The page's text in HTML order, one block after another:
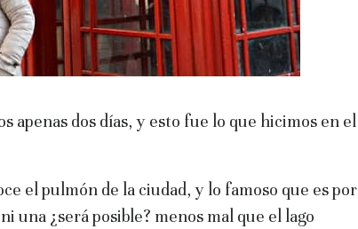
apenas dos días, y esto fue lo que hicimos en el
el pulmón de la ciudad, y lo famoso que es por
una ¿será posible? menos mal que el lago